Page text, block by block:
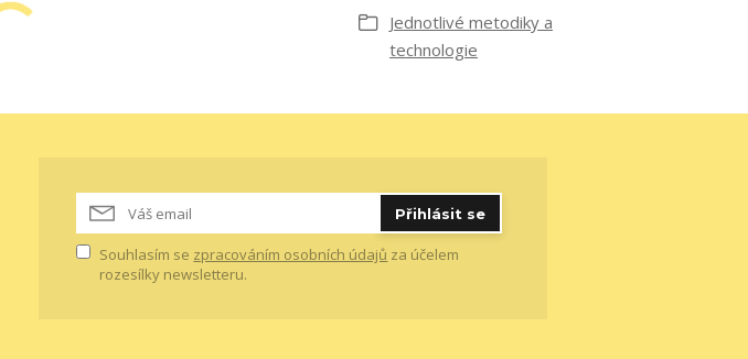
Jednotlivé metodiky a
technologie
Přihlásit se
Souhlasím se zpracováním osobních údajů za účelem
rozesílky newsletteru.